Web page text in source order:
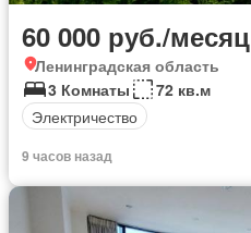
60 000 руб./месяц
Ленинградская область
3 Комнаты
72 кв.м
Электричество
9 часов назад